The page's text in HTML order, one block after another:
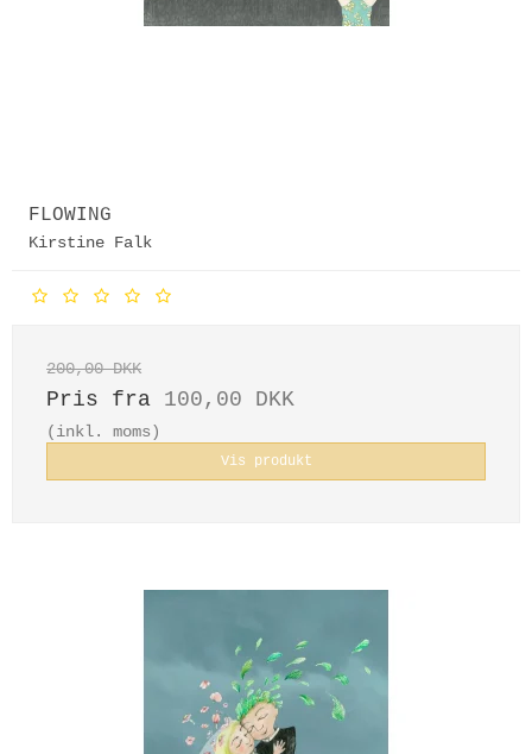
FLOWING
Kirstine Falk
200,00 DKK
Pris fra 100,00 DKK
(inkl. moms)
Vis produkt